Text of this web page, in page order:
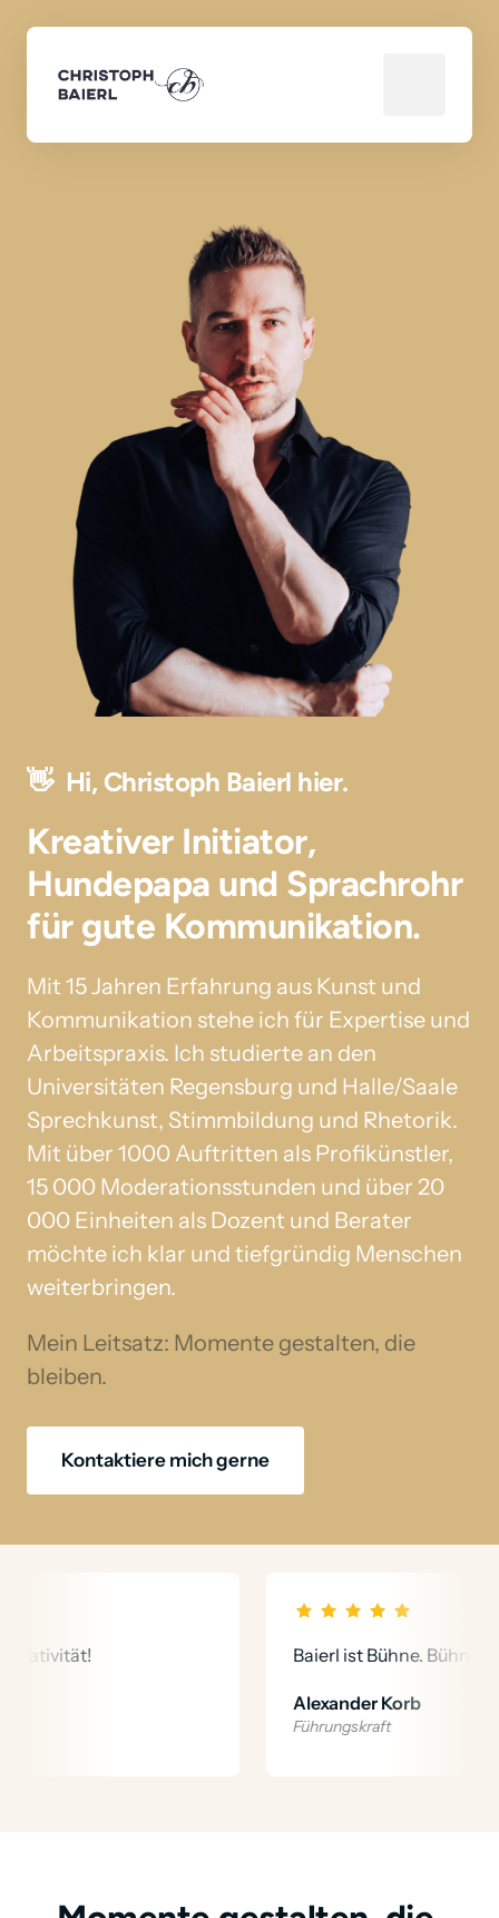
👋  Hi, Christoph Baierl hier.
Kreativer Initiator,
Hundepapa und Sprachrohr
für gute Kommunikation.
Mit 15 Jahren Erfahrung aus Kunst und
Kommunikation stehe ich für Expertise und
Arbeitspraxis. Ich studierte an den
Universitäten Regensburg und Halle/Saale
Sprechkunst, Stimmbildung und Rhetorik.
Mit über 1000 Auftritten als Profikünstler,
15 000 Moderationsstunden und über 20
000 Einheiten als Dozent und Berater
möchte ich klar und tiefgründig Menschen
weiterbringen.
Mein Leitsatz: Momente gestalten, die
bleiben.
Kontaktiere mich gerne
Baierl ist Bühne. Bühne ist
Alexander Korb
Führungskraft